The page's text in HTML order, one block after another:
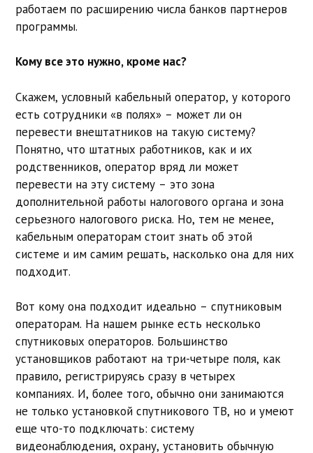
работаем по расширению числа банков партнеров
программы.
Кому все это нужно, кроме нас?
Скажем, условный кабельный оператор, у которого
есть сотрудники «в полях» – может ли он
перевести внештатников на такую систему?
Понятно, что штатных работников, как и их
родственников, оператор вряд ли может
перевести на эту систему – это зона
дополнительной работы налогового органа и зона
серьезного налогового риска. Но, тем не менее,
кабельным операторам стоит знать об этой
системе и им самим решать, насколько она для них
подходит.
Вот кому она подходит идеально – спутниковым
операторам. На нашем рынке есть несколько
спутниковых операторов. Большинство
установщиков работают на три-четыре поля, как
правило, регистрируясь сразу в четырех
компаниях. И, более того, обычно они занимаются
не только установкой спутникового ТВ, но и умеют
еще что-то подключать: систему
видеонаблюдения, охрану, установить обычную